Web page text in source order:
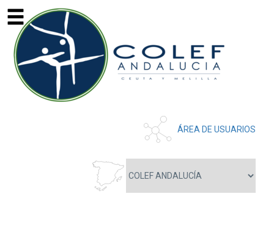
ÁREA DE USUARIOS